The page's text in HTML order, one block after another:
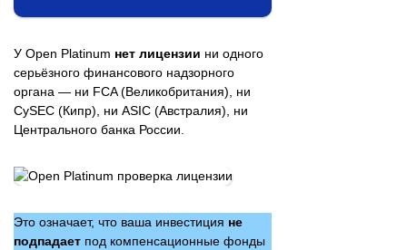
У Open Platinum нет лицензии ни одного
серьёзного финансового надзорного
органа — ни FCA (Великобритания), ни
CySEC (Кипр), ни ASIC (Австралия), ни
Центрального банка России.
Это означает, что ваша инвестиция не
подпадает под компенсационные фонды